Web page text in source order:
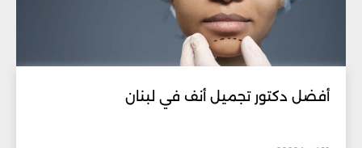
أفضل دكتور تجميل أنف في لبنان